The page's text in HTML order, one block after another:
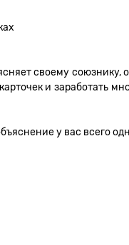
своему
и заработать
у вас всего